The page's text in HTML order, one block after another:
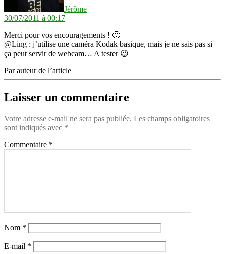
Jérôme
30/07/2011 à 00:17
Merci pour vos encouragements ! 🙂
@Ling : j’utilise une caméra Kodak basique, mais je ne sais pas si
ça peut servir de webcam… A tester 😉
Par auteur de l’article
Laisser un commentaire
Votre adresse e-mail ne sera pas publiée. Les champs obligatoires
sont indiqués avec *
Commentaire *
Nom *
E-mail *